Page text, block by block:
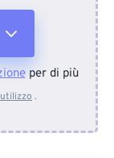
per di più
.